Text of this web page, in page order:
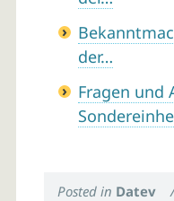
der…
Fragen und
Posted in Datev